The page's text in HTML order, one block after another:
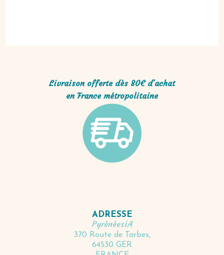
Livraison offerte dès 80€ d'achat
en France métropolitaine
ADRESSE
PyrénéesiA
370 Route de Tarbes,
64530 GER